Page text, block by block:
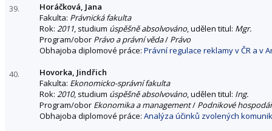
39.
Horáčková, Jana
Fakulta: Právnická fakulta
Rok: 2011, studium úspěšně absolvováno, udělen titul: Mgr.
Program/obor Právo a právní věda/ Právo
Obhajoba diplomové práce: Právní regulace reklamy v ČR a v
40.
Hovorka, Jindřich
Fakulta: Ekonomicko-správní fakulta
Rok: 2010, studium úspěšně absolvováno, udělen titul: Ing.
Program/obor Ekonomika a management/ Podnikové
Obhajoba diplomové práce: Analýza účinků zvolených